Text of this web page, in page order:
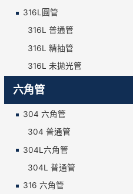
316L圓管
316L 普通管
316L 精抽管
316L 未拋光管
六角管
304 六角管
304 普通管
304L六角管
304L 普通管
316 六角管